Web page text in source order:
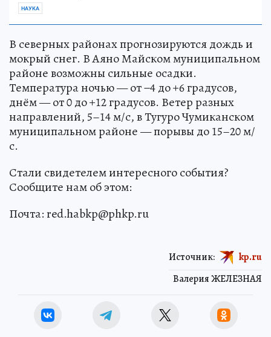
НАУКА
В северных районах прогнозируются дождь и
мокрый снег. В Аяно Майском муниципальном
районе возможны сильные осадки.
Температура ночью — от −4 до +6 градусов,
днём — от 0 до +12 градусов. Ветер разных
направлений, 5–14 м/с, в Тугуро Чумиканском
муниципальном районе — порывы до 15–20 м/
с.
Стали свидетелем интересного события?
Сообщите нам об этом:
Почта: red.habkp@phkp.ru
Валерия ЖЕЛЕЗНАЯ
Источник: kp.ru